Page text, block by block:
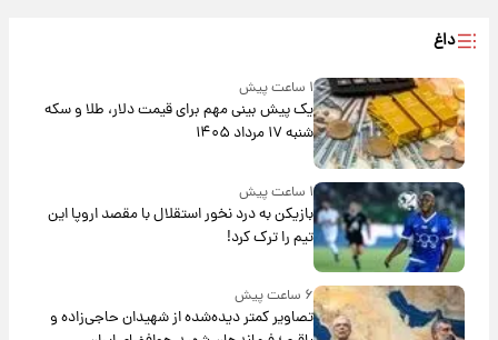
داغ
۱ ساعت پیش
یک پیش ‌بینی مهم برای قیمت دلار، طلا و سکه
شنبه ۱۷ مرداد ۱۴۰۵
۱ ساعت پیش
بازیکن به درد نخور استقلال با مقصد اروپا این
تیم را ترک کرد!
۶ ساعت پیش
تصاویر کمتر دیده‌شده از شهیدان حاجی‌زاده و